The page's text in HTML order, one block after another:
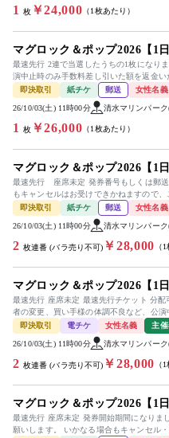
1 枚￥24,000 （1枚あたり）
マグロック＆ポップ2026【1日
最速先行 2連で当選したうちの1枚になり
演中止時のみ手数料差し引いた額を返金
対応出来かねますのでご...
即決取引 紙チケ 郵送 女性名義
26/10/03(土) 11時00分 清水マリンパー
1 枚￥26,000 （1枚あたり）
マグロック＆ポップ2026【1日
最速先行 座席未定 発券番号もしくは郵送にてお
もキャンセルはお受けできかねますので
す。 ご購入いただける方は、...
即決取引 紙チケ 郵送 女性名義
26/10/03(土) 11時00分 清水マリンパー
2 枚連番 (バラ売り不可) ￥28,000 （
マグロック＆ポップ2026【1日
最速先行 座席未定 最速先行チケット 分
者の変更、買い手様の体調不良など、公
不可
即決取引 電チケ 女性名義 主
26/10/03(土) 11時00分 清水マリンパー
2 枚連番 (バラ売り不可) ￥28,000 （
マグロック＆ポップ2026【1日
最速先行 座席未定 発券開始期間になりま
願いします。 いかなる場合もキャン